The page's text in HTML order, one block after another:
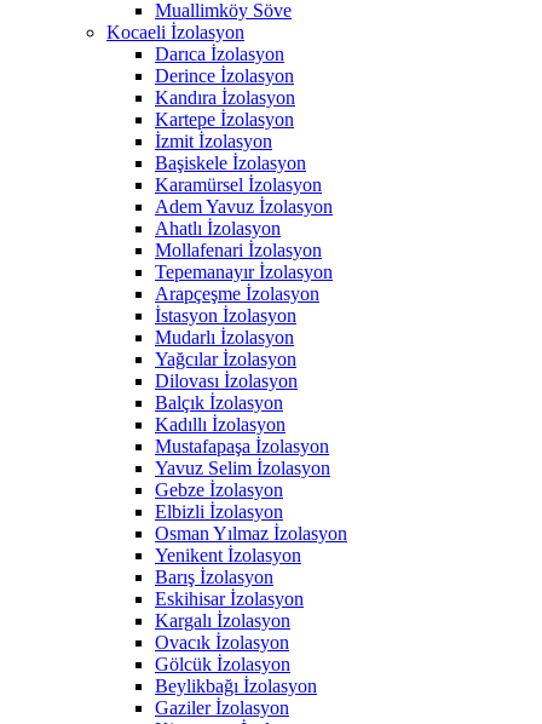
Muallimköy Söve
Kocaeli İzolasyon
Darıca İzolasyon
Derince İzolasyon
Kandıra İzolasyon
Kartepe İzolasyon
İzmit İzolasyon
Başiskele İzolasyon
Karamürsel İzolasyon
Adem Yavuz İzolasyon
Ahatlı İzolasyon
Mollafenari İzolasyon
Tepemanayır İzolasyon
Arapçeşme İzolasyon
İstasyon İzolasyon
Mudarlı İzolasyon
Yağcılar İzolasyon
Dilovası İzolasyon
Balçık İzolasyon
Kadıllı İzolasyon
Mustafapaşa İzolasyon
Yavuz Selim İzolasyon
Gebze İzolasyon
Elbizli İzolasyon
Osman Yılmaz İzolasyon
Yenikent İzolasyon
Barış İzolasyon
Eskihisar İzolasyon
Kargalı İzolasyon
Ovacık İzolasyon
Gölcük İzolasyon
Beylikbağı İzolasyon
Gaziler İzolasyon